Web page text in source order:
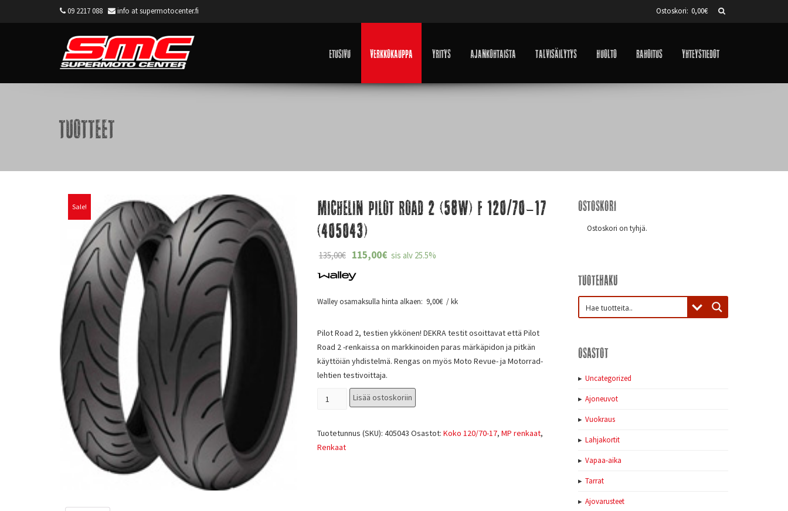
09 2217 088 info at supermotocenter.fi Ostoskori: 0,00€
Etusivu Verkkokauppa Yritys Ajankohtaista Talvisäilytys Huolto Rahoitus Yhteystiedot
Tuotteet
Sale!
Michelin Pilot Road 2 (58W) F 120/70-17
(405043)
135,00€ 115,00€ sis alv 25.5%
Walley osamaksulla hinta alkaen: 9,00€ / kk
Pilot Road 2, testien ykkönen! DEKRA testit osoittavat että Pilot
Road 2 -renkaissa on markkinoiden paras märkäpidon ja pitkän
käyttöiän yhdistelmä. Rengas on myös Moto Revue- ja Motorrad-
lehtien testivoittaja.
Lisää ostoskoriin
Tuotetunnus (SKU): 405043 Osastot: Koko 120/70-17, MP renkaat,
Renkaat
Ostoskori
Ostoskori on tyhjä.
Tuotehaku
Osastot
Uncategorized
Ajoneuvot
Vuokraus
Lahjakortit
Vapaa-aika
Tarrat
Ajovarusteet